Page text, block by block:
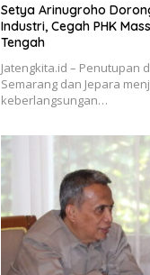
Setya Arinugroho
Industri, Cegah PHK
Tengah
Jatengkita.id – Penutupan
Semarang dan Jepara
keberlangsungan…